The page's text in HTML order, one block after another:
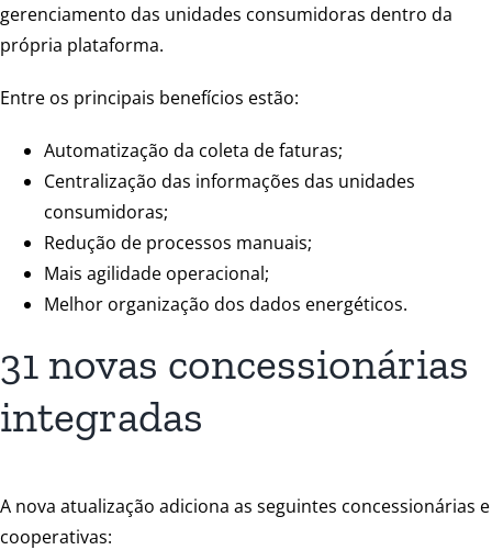
gerenciamento das unidades consumidoras dentro da
própria plataforma.
Entre os principais benefícios estão:
Automatização da coleta de faturas;
Centralização das informações das unidades
consumidoras;
Redução de processos manuais;
Mais agilidade operacional;
Melhor organização dos dados energéticos.
31 novas concessionárias
integradas
A nova atualização adiciona as seguintes concessionárias e
cooperativas: